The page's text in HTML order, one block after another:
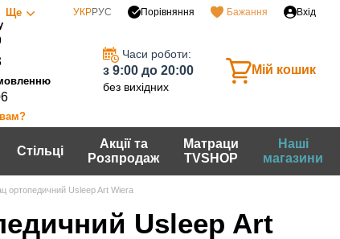
Ще УКРРУС Порівняння Бажання Вхід
Часи роботи:
з 9:00 до 20:00
без вихідних
Мій кошик
Стільці
Акції та
Розпродаж
Матраци
TVSHOP
Наші
магазини
ортопедичний Usleep Art Wiera
Usleep Art